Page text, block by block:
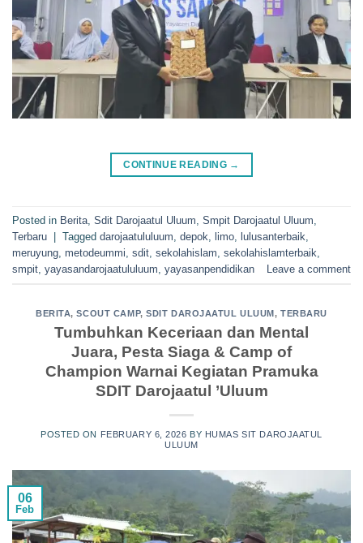
CONTINUE READING →
Posted in Berita Sdit Darojaatul Uluum Smpit Darojaatul Uluum
Terbaru | Tagged darojaatululuum depok limo lulusanterbaik
meruyung metodeummi sdit sekolahislam sekolahislamterbaik
smpit yayasandarojaatululuum yayasanpendidikan Leave a comment
BERITA,SCOUT CAMP,SDIT DAROJAATUL ULUUM ,TERBARU
Tumbuhkan Keceriaan dan Mental
Juara, Pesta Siaga & Camp of
Champion Warnai Kegiatan Pramuka
SDIT Darojaatul ’Uluum
POSTED ON FEBRUARY 6, 2026 BY HUMAS SIT DAROJAATUL
ULUUM
06
Feb